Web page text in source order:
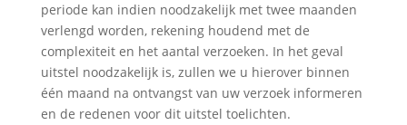
periode kan indien noodzakelijk met twee maanden
verlengd worden, rekening houdend met de
complexiteit en het aantal verzoeken. In het geval
uitstel noodzakelijk is, zullen we u hierover binnen
één maand na ontvangst van uw verzoek informeren
en de redenen voor dit uitstel toelichten.